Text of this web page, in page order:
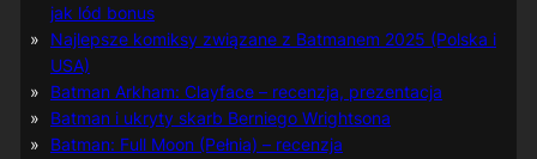
jak lód bonus
Najlepsze komiksy związane z Batmanem 2025 (Polska i
USA)
Batman Arkham: Clayface – recenzja, prezentacja
Batman i ukryty skarb Berniego Wrightsona
Batman: Full Moon (Pełnia) – recenzja